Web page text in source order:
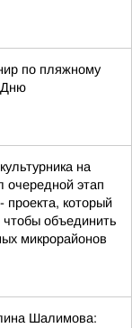
по пляжному
Дню
на
очередной этап
который
чтобы объединить
микрорайонов
Шалимова: